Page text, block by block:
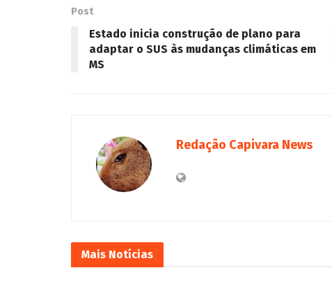
Post
Estado inicia construção de plano para
adaptar o SUS às mudanças climáticas em
MS
Redação Capivara News
Mais Notícias